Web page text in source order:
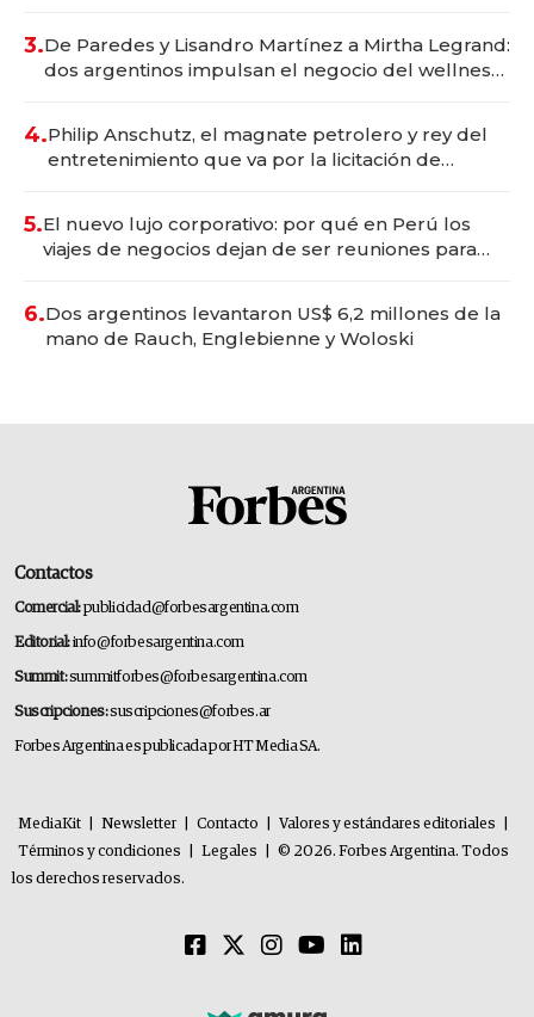
3.De Paredes y Lisandro Martínez a Mirtha Legrand:
dos argentinos impulsan el negocio del wellness
4.Philip Anschutz, el magnate petrolero y rey del
entretenimiento que va por la licitación de
5.El nuevo lujo corporativo: por qué en Perú los
viajes de negocios dejan de ser reuniones para
6.Dos argentinos levantaron US$ 6,2 millones de la
mano de Rauch, Englebienne y Woloski
Contactos
Comercial:publicidad@forbesargentina.com
Editorial:info@forbesargentina.com
Summit:summitforbes@forbesargentina.com
Suscripciones:suscripciones@forbes.ar
Forbes Argentina es publicada por HT Media SA.
MediaKit Newsletter Contacto Valores y estándares editoriales
Términos y condiciones
Legales
© 2026. Forbes Argentina. Todos
los derechos reservados.